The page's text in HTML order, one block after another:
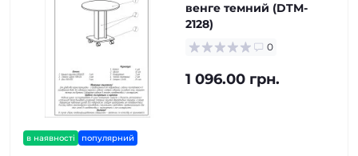
в наявності популярний
венге темний (DTM-
2128)
0
1 096.00 грн.